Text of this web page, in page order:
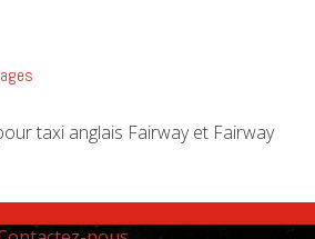
taxi anglais Fairway et Fairway